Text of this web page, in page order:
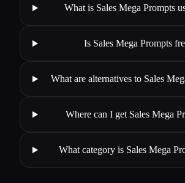
What is Sales Mega Prompts
Is Sales Mega Prompts
What are alternatives to Sales
Where can I get Sales Mega
What category is Sales Mega